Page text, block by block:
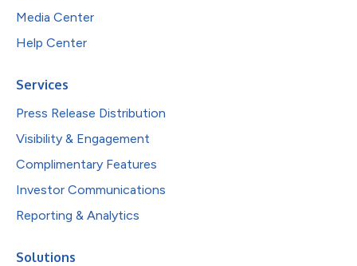
Media Center
Help Center
Services
Press Release Distribution
Visibility & Engagement
Complimentary Features
Investor Communications
Reporting & Analytics
Solutions